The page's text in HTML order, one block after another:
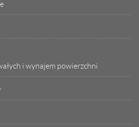
i wynajem powierzchni